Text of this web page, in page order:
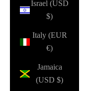
Israel (USD
$)
Italy (EUR
€)
Jamaica
(USD $)